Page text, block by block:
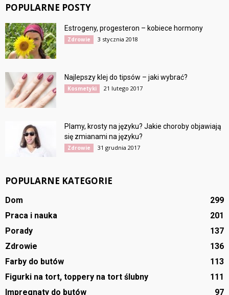
POPULARNE POSTY
Estrogeny, progesteron – kobiece hormony
Zdrowie 3 stycznia 2018
Najlepszy klej do tipsów – jaki wybrać?
Kosmetyki 21 lutego 2017
Plamy, krosty na języku? Jakie choroby objawiają
się zmianami na języku?
Zdrowie 31 grudnia 2017
POPULARNE KATEGORIE
Dom
299
Praca i nauka
201
Porady
137
Zdrowie
136
Farby do butów
113
Figurki na tort, toppery na tort ślubny
111
Impregnaty do butów
97